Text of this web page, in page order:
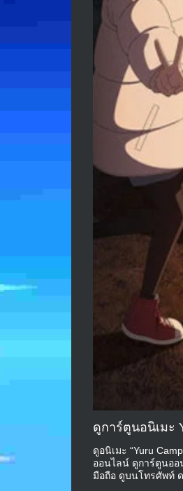
ดูการ์ตูนอนิเมะ
ดูอนิเมะ “Yuru
ออนไลน์ ดูการ์ตูนออ
มือถือ ดูบนโทรศัพท์